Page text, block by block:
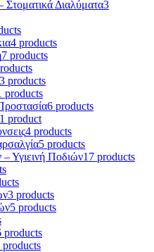
Στοματικά Διαλύματα3
4 products
7 products
3 products
products
6 products
1 product
4 products
5 products
Υγιεινή Ποδιών17 products
3 products
5 products
products
products